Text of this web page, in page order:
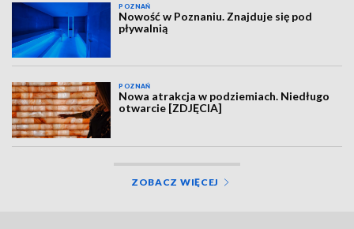
POZNAŃ
Nowość w Poznaniu. Znajduje się pod
pływalnią
POZNAŃ
Nowa atrakcja w podziemiach. Niedługo
otwarcie [ZDJĘCIA]
ZOBACZ WIĘCEJ